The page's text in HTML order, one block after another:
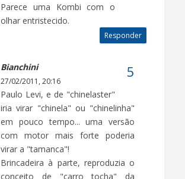
Parece uma Kombi com o
olhar entristecido.
Responder
Bianchini
27/02/2011, 20:16
Paulo Levi, e de "chinelaster"
iria virar "chinela" ou "chinelinha"
em pouco tempo... uma versão
com motor mais forte poderia
virar a "tamanca"!
Brincadeira à parte, reproduzia o
conceito de "carro tocha" da